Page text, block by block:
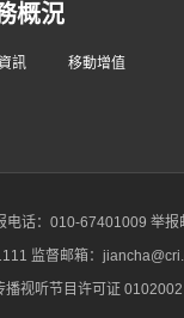
概況
訊 移動增值
电话：010-67401009 举
监督邮箱：
播视听节目许可证